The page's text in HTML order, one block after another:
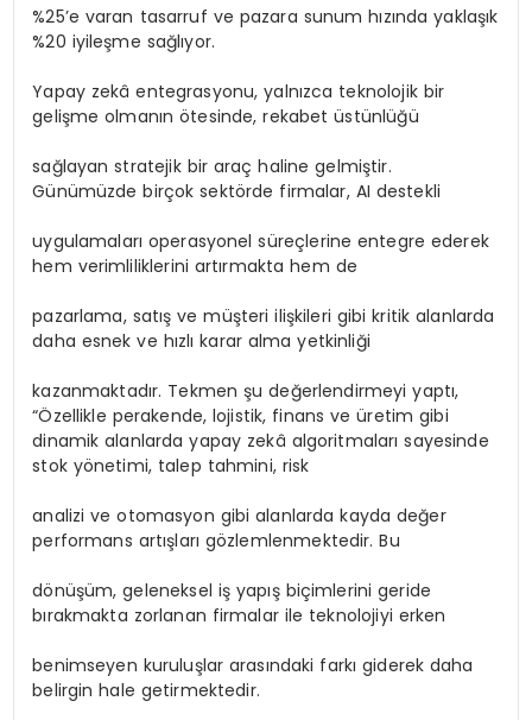
%25’e varan tasarruf ve pazara sunum hızında yaklaşık
%20 iyileşme sağlıyor.
Yapay zekâ entegrasyonu, yalnızca teknolojik bir
gelişme olmanın ötesinde, rekabet üstünlüğü
sağlayan stratejik bir araç haline gelmiştir.
Günümüzde birçok sektörde firmalar, AI destekli
uygulamaları operasyonel süreçlerine entegre ederek
hem verimliliklerini artırmakta hem de
pazarlama, satış ve müşteri ilişkileri gibi kritik alanlarda
daha esnek ve hızlı karar alma yetkinliği
kazanmaktadır. Tekmen şu değerlendirmeyi yaptı,
“Özellikle perakende, lojistik, finans ve üretim gibi
dinamik alanlarda yapay zekâ algoritmaları sayesinde
stok yönetimi, talep tahmini, risk
analizi ve otomasyon gibi alanlarda kayda değer
performans artışları gözlemlenmektedir. Bu
dönüşüm, geleneksel iş yapış biçimlerini geride
bırakmakta zorlanan firmalar ile teknolojiyi erken
benimseyen kuruluşlar arasındaki farkı giderek daha
belirgin hale getirmektedir.